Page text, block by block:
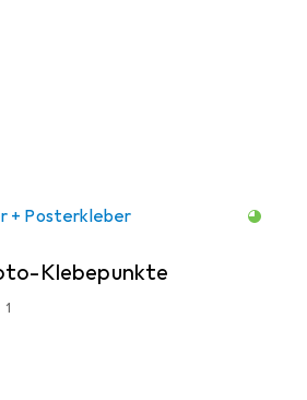
+ Posterkleber
Klebepunkte
1